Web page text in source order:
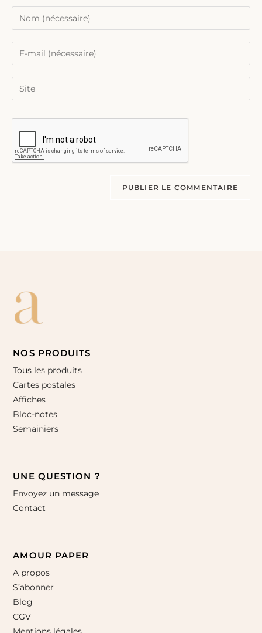
NOS PRODUITS
Tous les produits
Cartes postales
Affiches
Bloc-notes
Semainiers
UNE QUESTION ?
Envoyez un message
Contact
AMOUR PAPER
A propos
S’abonner
Blog
CGV